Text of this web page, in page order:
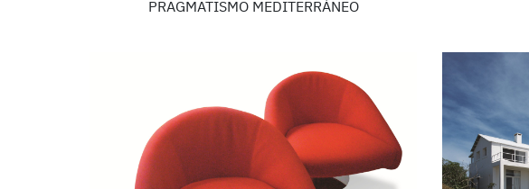
PRAGMATISMO MEDITERRÁNEO